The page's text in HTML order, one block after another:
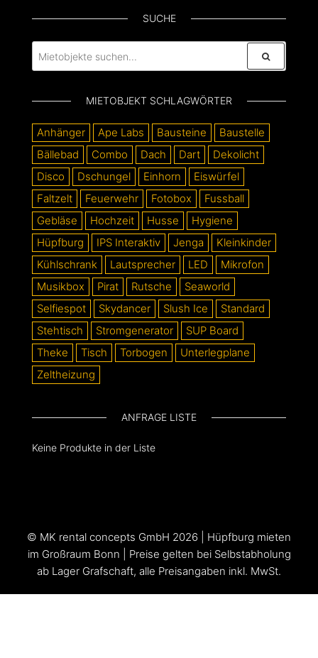
SUCHE
MIETOBJEKT SCHLAGWÖRTER
Anhänger Ape Labs Bausteine
Baustelle
Bällebad
Combo Dach Dart
Dekolicht
Disco
Dschungel Einhorn
Eiswürfel
Faltzelt
Feuerwehr Fotobox
Fussball
Gebläse
Hochzeit Husse
Hygiene
Hüpfburg
IPS Interaktiv Jenga
Kleinkinder
Kühlschrank
Lautsprecher LED
Mikrofon
Musikbox
Pirat Rutsche
Seaworld
Selfiespot
Skydancer Slush Ice
Standard
Stehtisch
Stromgenerator
SUP Board
Theke
Tisch Torbogen
Unterlegplane
Zeltheizung
ANFRAGE LISTE
Keine Produkte in der Liste